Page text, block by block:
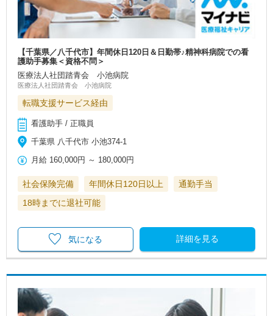
【千葉県／八千代市】年間休日120日＆日勤帯♪精神科病院での看
護助手募集＜資格不問＞
医療法人社団踏青会 小池病院
医療法人社団踏青会 小池病院
転職支援サービス経由
看護助手 / 正職員
千葉県 八千代市 小池374-1
月給 160,000円 ～ 180,000円
社会保険完備 年間休日120日以上
通勤手当
18時までに退社可能
詳細を見る
気になる